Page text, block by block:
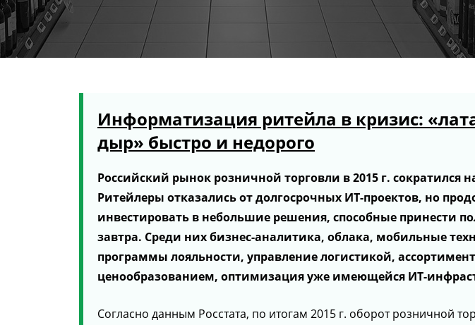
Информатизация ритейла в кризис:
дыр» быстро и недорого
Российский рынок розничной торговли в 2015 г. сократился
Ритейлеры отказались от долгосрочных ИТ-проектов, но
инвестировать в небольшие решения, способные принести
завтра. Среди них бизнес-аналитика, облака, мобильные
программы лояльности, управление логистикой,
ценообразованием, оптимизация уже имеющейся ИТ-
Согласно данным Росстата, по итогам 2015 г. оборот розничной